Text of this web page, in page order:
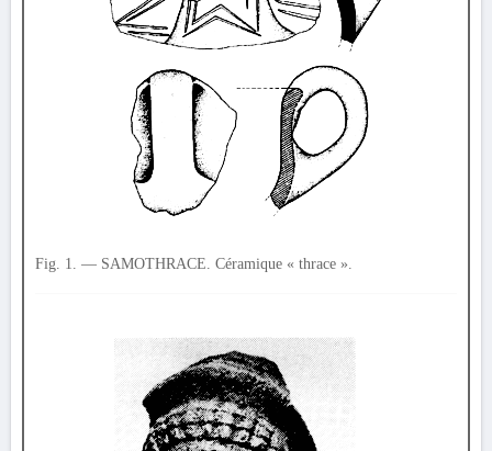
Fig. 1. — SAMOTHRACE. Céramique « thrace ».